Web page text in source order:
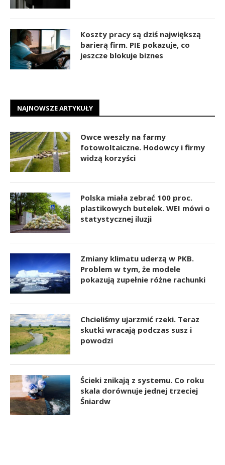
Koszty pracy są dziś największą
barierą firm. PIE pokazuje, co
jeszcze blokuje biznes
NAJNOWSZE ARTYKUŁY
Owce weszły na farmy
fotowoltaiczne. Hodowcy i firmy
widzą korzyści
Polska miała zebrać 100 proc.
plastikowych butelek. WEI mówi o
statystycznej iluzji
Zmiany klimatu uderzą w PKB.
Problem w tym, że modele
pokazują zupełnie różne rachunki
Chcieliśmy ujarzmić rzeki. Teraz
skutki wracają podczas susz i
powodzi
Ścieki znikają z systemu. Co roku
skala dorównuje jednej trzeciej
Śniardw